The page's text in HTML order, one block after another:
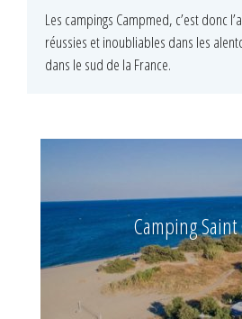
Les campings Campmed, c’est donc
réussies et inoubliables dans les
dans le sud de la France.
Camping